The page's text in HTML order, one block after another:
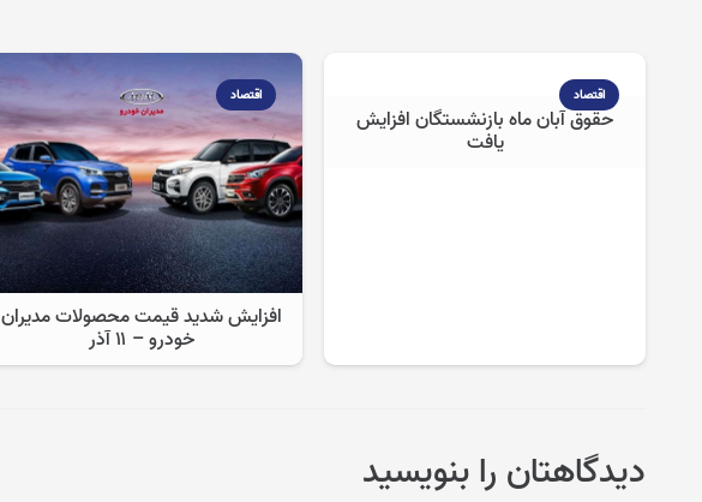
اقتصاد
حقوق آبان ماه بازنشستگان افزایش
یافت
اقتصاد
افزایش شدید قیمت محصولات مدیران
خودرو – ۱۱ آذر
دیدگاهتان را بنویسید